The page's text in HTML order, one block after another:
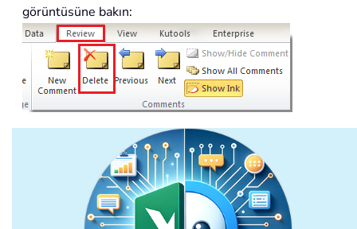
görüntüsüne bakın: